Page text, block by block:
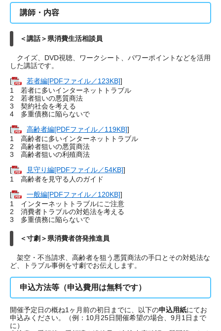
講師・内容
＜講話＞県消費生活相談員
クイズ、DVD視聴、ワークシート、パワーポイントなどを活用
した講話です。
[
若者編[PDFファイル／123KB]]
1 若者に多いインターネットトラブル
2 若者狙いの悪質商法
3 契約社会を考える
4 多重債務に陥らないで
[
高齢者編[PDFファイル／119KB]]
1 高齢者に多いインターネットトラブル
2 高齢者狙いの悪質商法
3 高齢者狙いの利殖商法
[
見守り編[PDFファイル／54KB]]
1 高齢者を見守る人のガイド
[
一般編[PDFファイル／120KB]]
1 インターネットトラブルにご注意
2 消費者トラブルの対処法を考える
3 多重債務に陥らないで
＜寸劇＞県消費者啓発推進員
架空・不当請求、高齢者を狙う悪質商法の手口とその対処法な
ど、トラブル事例を寸劇でお伝えします。
申込方法等（申込費用は無料です）
開催予定日の概ね1ヶ月前の初日までに、以下の申込用紙にてお
申込みください。（例：10月25日開催希望の場合、9月1日まで
に）